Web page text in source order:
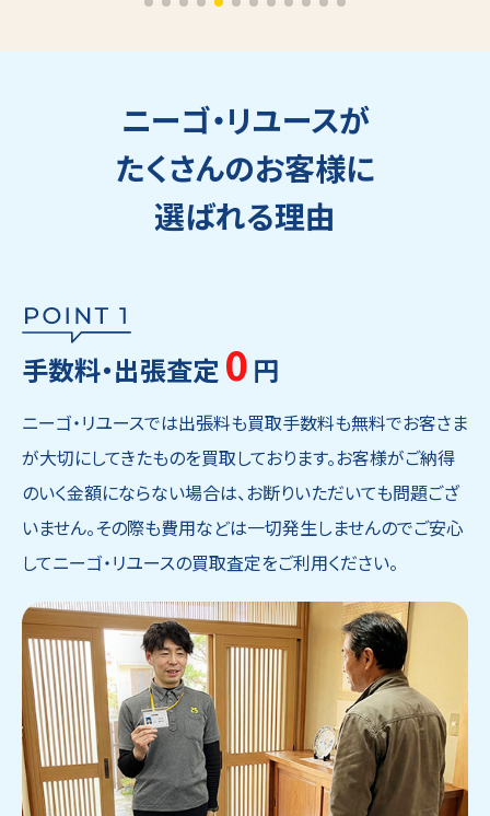
ニーゴ・リユースが
たくさんのお客様に
選ばれる理由
手数料・出張査定 0 円
ニーゴ・リユースでは出張料も買取手数料も無料でお客さま
が大切にしてきたものを買取しております。お客様がご納得
のいく金額にならない場合は、お断りいただいても問題ござ
いません。その際も費用などは一切発生しませんのでご安心
してニーゴ・リユースの買取査定をご利用ください。